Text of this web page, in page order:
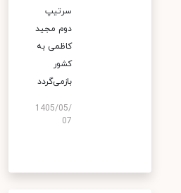
سرتیپ
دوم مجید
کاظمی به
کشور
بازمی‌گردد
1405/05/
07